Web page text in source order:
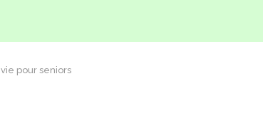
pour seniors